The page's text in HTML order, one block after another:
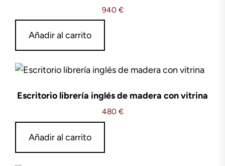
940 €
Añadir al carrito
Escritorio librería inglés de madera con vitrina
480 €
Añadir al carrito